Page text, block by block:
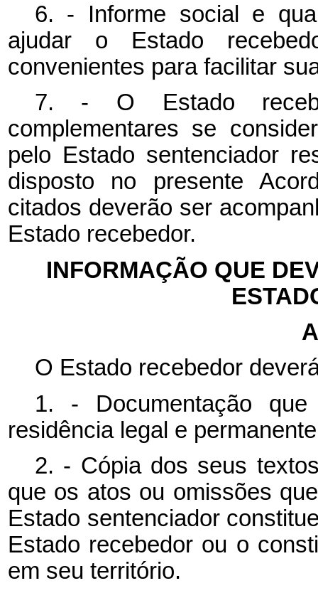
6. - Informe social e
ajudar o Estado
convenientes para facilitar
7. - O Estado
complementares se
pelo Estado sentenciador
disposto no presente
citados deverão ser
Estado recebedor.
INFORMAÇÃO QUE
O Estado recebedor
1. - Documentação
residência legal e
2. - Cópia dos seus
que os atos ou omissões
Estado sentenciador
Estado recebedor ou o
em seu território.